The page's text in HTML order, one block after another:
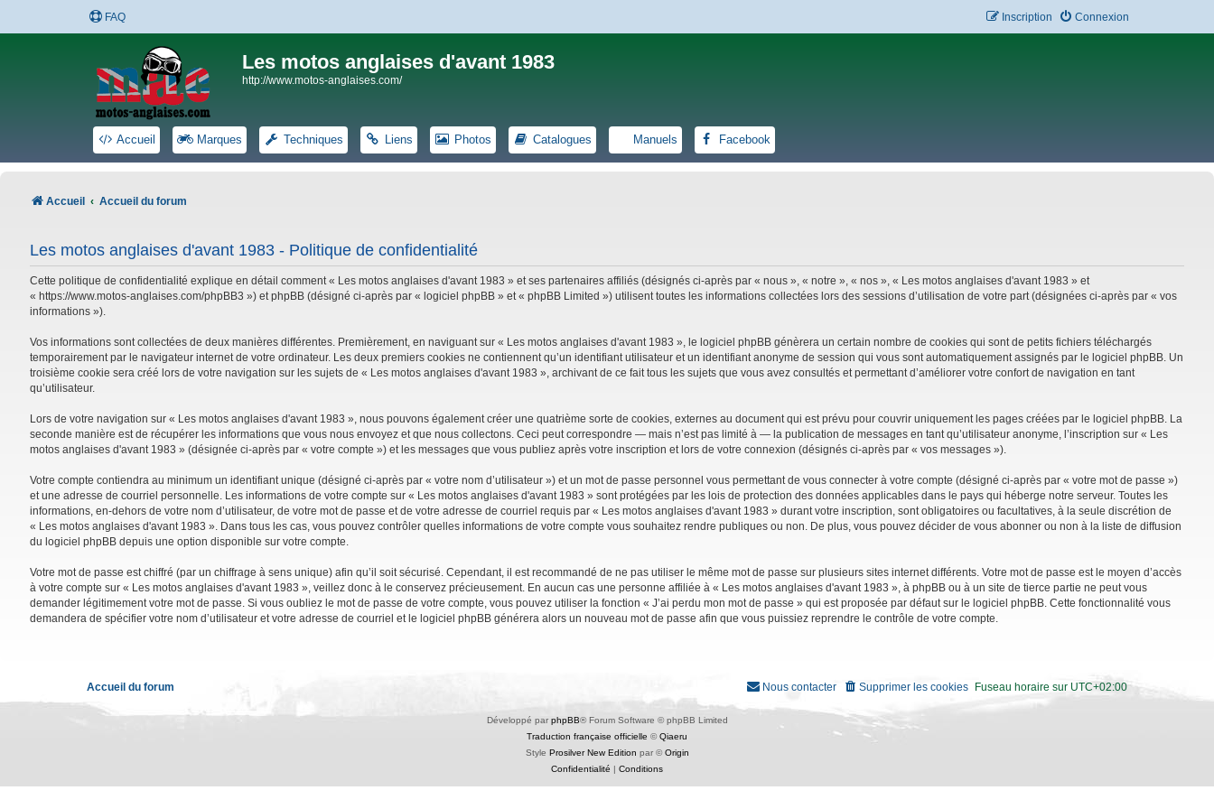
FAQ Connexion
Inscription
Les motos anglaises d'avant 1983
http://www.motos-anglaises.com/
Accueil Marques Techniques Liens Photos Catalogues Manuels Facebook
Accueil Accueil du forum
Les motos anglaises d'avant 1983 - Politique de confidentialité
Cette politique de confidentialité explique en détail comment « Les motos anglaises d'avant 1983 » et ses partenaires affiliés (désignés ci-après par « nous », « notre », « nos », « Les motos anglaises d'avant 1983 » et
« https://www.motos-anglaises.com/phpBB3 ») et phpBB (désigné ci-après par « logiciel phpBB » et « phpBB Limited ») utilisent toutes les informations collectées lors des sessions d’utilisation de votre part (désignées ci-après par « vos
informations »).
Vos informations sont collectées de deux manières différentes. Premièrement, en naviguant sur « Les motos anglaises d'avant 1983 », le logiciel phpBB génèrera un certain nombre de cookies qui sont de petits fichiers téléchargés
temporairement par le navigateur internet de votre ordinateur. Les deux premiers cookies ne contiennent qu’un identifiant utilisateur et un identifiant anonyme de session qui vous sont automatiquement assignés par le logiciel phpBB. Un
troisième cookie sera créé lors de votre navigation sur les sujets de « Les motos anglaises d'avant 1983 », archivant de ce fait tous les sujets que vous avez consultés et permettant d’améliorer votre confort de navigation en tant
qu’utilisateur.
Lors de votre navigation sur « Les motos anglaises d'avant 1983 », nous pouvons également créer une quatrième sorte de cookies, externes au document qui est prévu pour couvrir uniquement les pages créées par le logiciel phpBB. La
seconde manière est de récupérer les informations que vous nous envoyez et que nous collectons. Ceci peut correspondre — mais n’est pas limité à — la publication de messages en tant qu’utilisateur anonyme, l’inscription sur « Les
motos anglaises d'avant 1983 » (désignée ci-après par « votre compte ») et les messages que vous publiez après votre inscription et lors de votre connexion (désignés ci-après par « vos messages »).
Votre compte contiendra au minimum un identifiant unique (désigné ci-après par « votre nom d’utilisateur ») et un mot de passe personnel vous permettant de vous connecter à votre compte (désigné ci-après par « votre mot de passe »)
et une adresse de courriel personnelle. Les informations de votre compte sur « Les motos anglaises d'avant 1983 » sont protégées par les lois de protection des données applicables dans le pays qui héberge notre serveur. Toutes les
informations, en-dehors de votre nom d’utilisateur, de votre mot de passe et de votre adresse de courriel requis par « Les motos anglaises d'avant 1983 » durant votre inscription, sont obligatoires ou facultatives, à la seule discrétion de
« Les motos anglaises d'avant 1983 ». Dans tous les cas, vous pouvez contrôler quelles informations de votre compte vous souhaitez rendre publiques ou non. De plus, vous pouvez décider de vous abonner ou non à la liste de diffusion
du logiciel phpBB depuis une option disponible sur votre compte.
Votre mot de passe est chiffré (par un chiffrage à sens unique) afin qu’il soit sécurisé. Cependant, il est recommandé de ne pas utiliser le même mot de passe sur plusieurs sites internet différents. Votre mot de passe est le moyen d’accès
à votre compte sur « Les motos anglaises d'avant 1983 », veillez donc à le conservez précieusement. En aucun cas une personne affiliée à « Les motos anglaises d'avant 1983 », à phpBB ou à un site de tierce partie ne peut vous
demander légitimement votre mot de passe. Si vous oubliez le mot de passe de votre compte, vous pouvez utiliser la fonction « J’ai perdu mon mot de passe » qui est proposée par défaut sur le logiciel phpBB. Cette fonctionnalité vous
demandera de spécifier votre nom d’utilisateur et votre adresse de courriel et le logiciel phpBB générera alors un nouveau mot de passe afin que vous puissiez reprendre le contrôle de votre compte.
Accueil du forum Fuseau horaire sur UTC+02:00
Supprimer les cookies
Nous contacter
Développé par phpBB® Forum Software © phpBB Limited
Traduction française officielle ©Qiaeru
Style Prosilver New Edition par ©Origin
Confidentialité
Conditions